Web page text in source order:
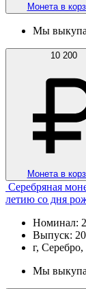
Монета в
Мы
10 200
Монета в
Серебряная
летию со дня
Номинал:
Выпуск:
г,
Мы